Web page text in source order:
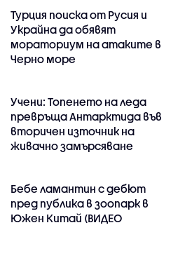
Турция поиска от Русия и
Украйна да обявят
мораториум на атаките в
Черно море
Учени: Топенето на леда
превръща Антарктида във
вторичен източник на
живачно замърсяване
Бебе ламантин с дебют
пред публика в зоопарк в
Южен Китай (ВИДЕО